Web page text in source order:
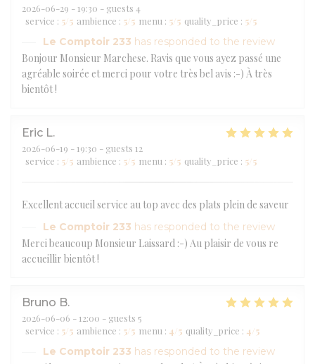
2026-06-29 - 19:30 - guests 4
service : 5/5 ambience : 5/5 menu : 5/5 quality_price : 5/5
Le Comptoir 233 has responded to the review
Bonjour Monsieur Marchese. Ravis que vous ayez passé une
agréable soirée et merci pour votre très bel avis :-) À très
bientôt !
Eric L
2026-06-19 - 19:30 - guests 12
service : 5/5 ambience : 5/5 menu : 5/5 quality_price : 5/5
Excellent accueil service au top avec des plats plein de saveur
Le Comptoir 233 has responded to the review
Merci beaucoup Monsieur Laissard :-) Au plaisir de vous re
accueillir bientôt !
Bruno B
2026-06-06 - 12:00 - guests 5
service : 5/5 ambience : 5/5 menu : 4/5 quality_price : 4/5
Le Comptoir 233 has responded to the review